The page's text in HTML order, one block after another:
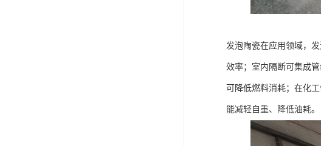
发泡陶瓷在应用领域，
效率；室内隔断可集成
可降低燃料消耗；在化
能减轻自重、降低油耗。